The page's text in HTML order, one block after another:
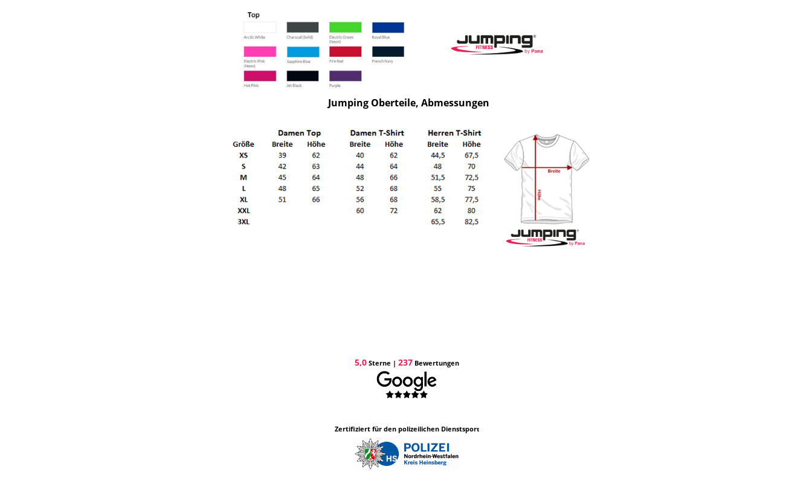
Jumping Oberteile, Abmessungen
5,0Sterne | 237Bewertungen
Zertifiziert für den polizeilichen Dienstsport